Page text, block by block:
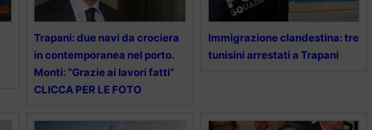
Trapani: due navi da crociera
in contemporanea nel porto.
Monti: “Grazie ai lavori fatti”
CLICCA PER LE FOTO
Immigrazione clandestina: tre
tunisini arrestati a Trapani